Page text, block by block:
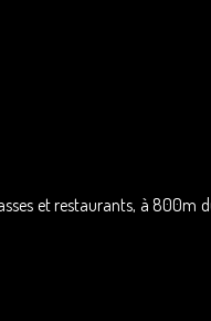
et restaurants, à 800m